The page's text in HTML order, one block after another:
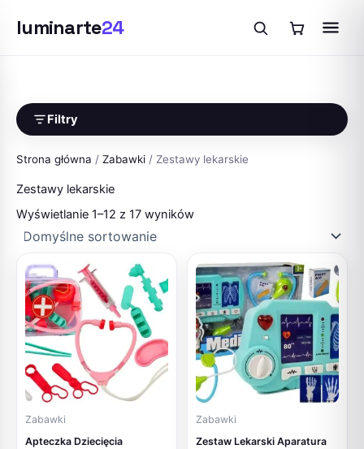
luminarte24
treści
Filtry
Strona główna / Zabawki / Zestawy lekarskie
Zestawy lekarskie
Wyświetlanie 1–12 z 17 wyników
Zabawki
Apteczka Dziecięcia
Zabawki
Zestaw Lekarski Aparatura